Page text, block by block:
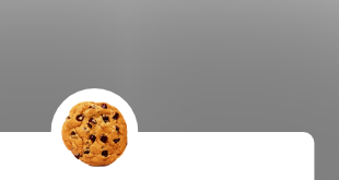
ion LXT
Aku pila ocaska Li-ion LXT